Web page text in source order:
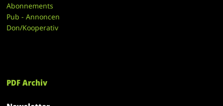
Abonnements
Pub - Annoncen
Don/Kooperativ
PDF Archiv